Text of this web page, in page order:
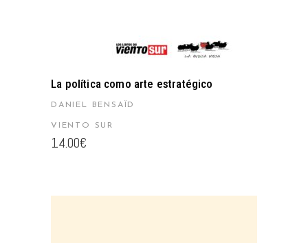
La política como arte estratégico
DANIEL BENSAÏD
VIENTO SUR
14.00€